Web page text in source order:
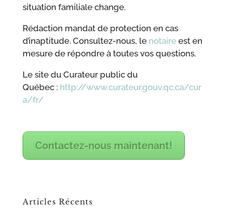
situation familiale change.
Rédaction mandat de protection en cas
d’inaptitude. Consultez-nous, le notaireest en
mesure de répondre à toutes vos questions.
Le site du Curateur public du
Québec : http://www.curateur.gouv.qc.ca/cur
a/fr/
Contactez-nous maintenant!
Articles Récents